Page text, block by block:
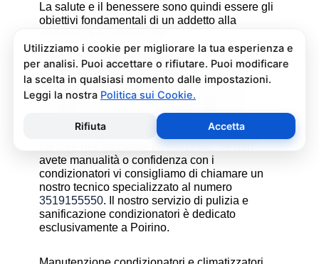
La salute e il benessere sono quindi essere gli
obiettivi fondamentali di un addetto alla
Pulizia e Sanificazione
Condizionatori Daitsu Poirino
La pulizia e sanificazione condizionatori è
attenzione e con i giusti prodotti per non
rischiare danni al condizionatore e alla salute di
chi vive nell’ambiente climatizzato. Se non
avete manualità o confidenza con i
condizionatori vi consigliamo di chiamare un
nostro tecnico specializzato al numero
3519155550. Il nostro servizio di pulizia e
sanificazione condizionatori è dedicato
esclusivamente a Poirino.